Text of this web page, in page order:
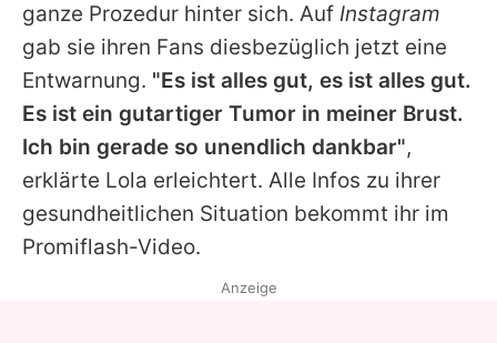
App runterladen
Team
Redaktionelle Richtlinien
Impressum
Datenschutzerklärung
ganze Prozedur hinter sich. Auf Instagram
gab sie ihren Fans diesbezüglich jetzt eine
Entwarnung. "Es ist alles gut, es ist alles gut.
Es ist ein gutartiger Tumor in meiner Brust.
Ich bin gerade so unendlich dankbar",
erklärte Lola erleichtert. Alle Infos zu ihrer
gesundheitlichen Situation bekommt ihr im
Promiflash-Video.
Anzeige